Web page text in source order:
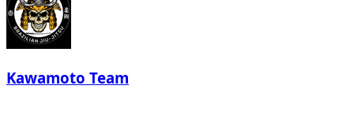
Kawamoto Team